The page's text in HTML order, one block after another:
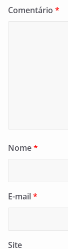
Comentário *
Nome*
E-mail*
Site